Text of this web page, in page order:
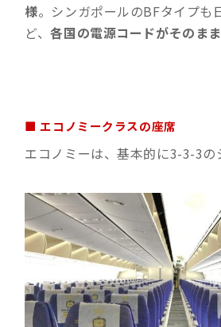
様。シンガポールのBFタイプも
ど、各国の電源コードがそのま
■ エコノミークラスの座席
エコノミーは、基本的に3-3-3の